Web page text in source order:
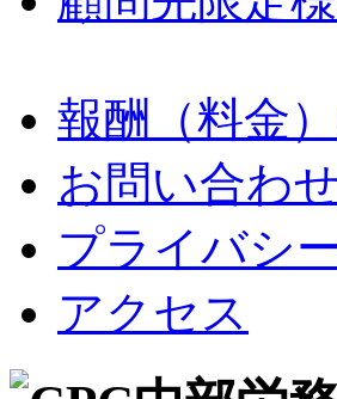
報酬（料金
お問い合わ
プライバシ
アクセス